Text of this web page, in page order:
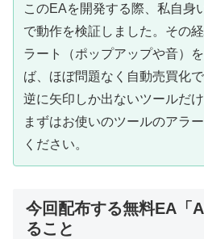
このEAを開発する際、私自身
で動作を検証しました。その
ラート（ポップアップや音）
ば、ほぼ問題なく自動売買化
逆に矢印しか出ないツールだ
まずはお使いのツールのアラ
ください。
今回配布する無料EA「
ること